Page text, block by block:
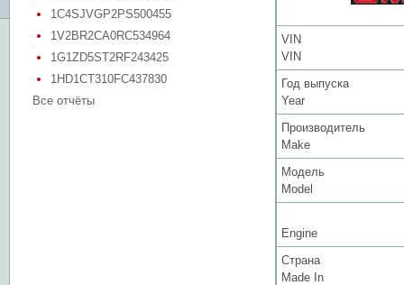
1C4SJVGP2PS500455
1V2BR2CA0RC534964
1G1ZD5ST2RF243425
1HD1CT310FC437830
Все отчёты
VIN
VIN
Год выпуска
Year
Производитель
Make
Модель
Model
Engine
Страна
Made In